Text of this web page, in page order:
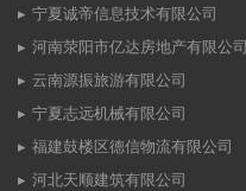
宁夏诚帝信息技术有限公司
河南荥阳市亿达房地产有限公司
云南源振旅游有限公司
宁夏志远机械有限公司
福建鼓楼区德信物流有限公司
河北天顺建筑有限公司